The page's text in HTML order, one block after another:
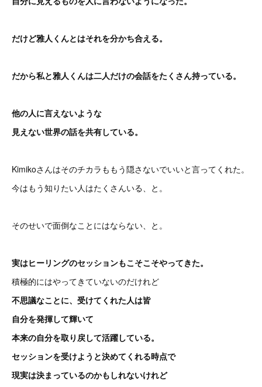
だけど雅人くんとはそれを分かち合える。
だから私と雅人くんは二人だけの会話をたくさん持っている。
他の人に言えないような
見えない世界の話を共有している。
Kimikoさんはそのチカラももう隠さないでいいと言ってくれた。
今はもう知りたい人はたくさんいる、と。
そのせいで面倒なことにはならない、と。
実はヒーリングのセッションもこそこそやってきた。
積極的にはやってきていないのだけれど
不思議なことに、受けてくれた人は皆
自分を発揮して輝いて
本来の自分を取り戻して活躍している。
セッションを受けようと決めてくれる時点で
現実は決まっているのかもしれないけれど